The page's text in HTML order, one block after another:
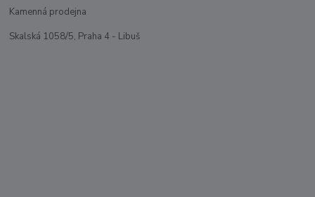
Kamenná prodejna
Skalská 1058/5, Praha 4 - Libuš